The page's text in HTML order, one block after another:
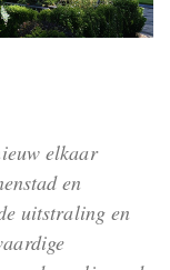
elkaar
en
uitstraling en